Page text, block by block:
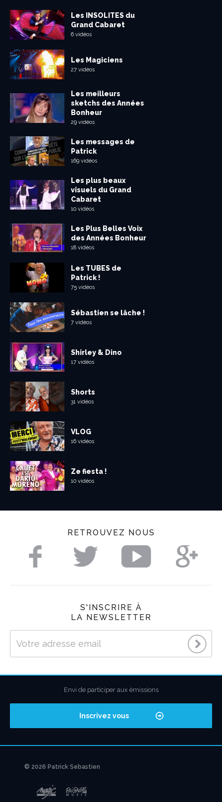
Les INSOLITES du
Grand Cabaret
6 vidéos
Les Magiciens
27 vidéos
Les meilleurs
sketchs des Années
Bonheur
29 vidéos
Les messages de
Patrick
169 vidéos
Les plus beaux
visuels du Grand
Cabaret
10 vidéos
Les Plus Belles Voix
des Années Bonheur
18 vidéos
Les TUBES de
Patrick !
75 vidéos
Sébastien se lâche !
7 vidéos
Shirley & Dino
17 vidéos
Shorts
31 vidéos
VLOG
16 vidéos
Ze fiesta !
10 vidéos
RETROUVEZ NOUS
S'INSCRIRE À
LA NEWSLETTER
Envi de participer aux émissions
Inscrivez vous
© 2026 Patrick Sebastien